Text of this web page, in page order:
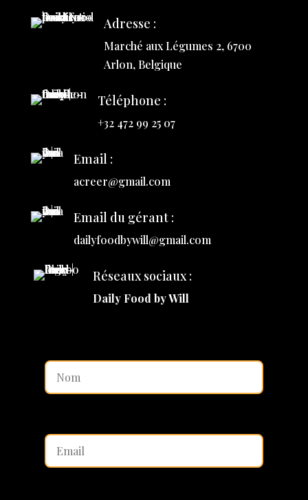
Adresse :
Marché aux Légumes 2, 6700
Arlon, Belgique
Téléphone :
+32 472 99 25 07
Email :
acreer@gmail.com
Email du gérant :
dailyfoodbywill@gmail.com
Réseaux sociaux :
Daily Food by Will